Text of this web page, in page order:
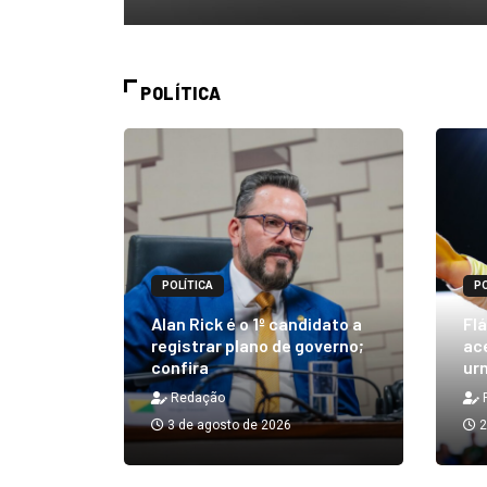
POLÍTICA
POLÍTICA
Alan Rick é o 1º candidato a
registrar plano de governo;
confira
Redação
3 de agosto de 2026